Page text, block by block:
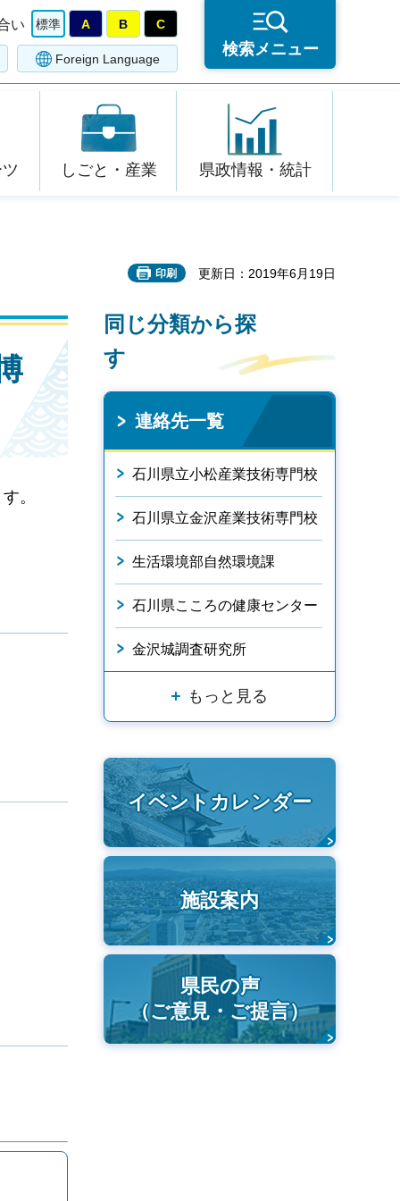
い 標準 A B C
Foreign Language
検索メニュー
しごと・産業 県政情報・統計
印刷 更新日：2019年6月19日
。
同じ分類から探
す
連絡先一覧
石川県立小松産業技術専門校
石川県立金沢産業技術専門校
生活環境部自然環境課
石川県こころの健康センター
金沢城調査研究所
もっと見る
イベントカレンダー
施設案内
県民の声
（ご意見・ご提言）